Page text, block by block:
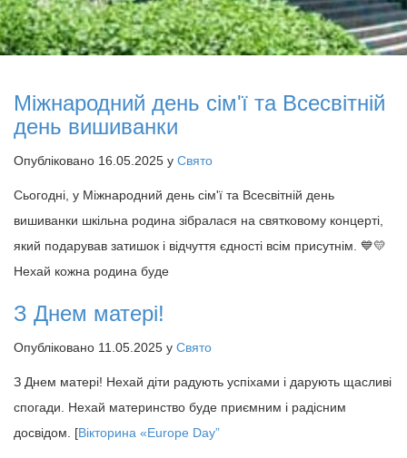
Міжнародний день сім'ї та Всесвітній
день вишиванки
Опубліковано 16.05.2025 у Свято
Сьогодні, у Міжнародний день сім'ї та Всесвітній день
вишиванки шкільна родина зібралася на святковому концерті,
який подарував затишок і відчуття єдності всім присутнім. 💙💛
Нехай кожна родина буде
З Днем матері!
Опубліковано 11.05.2025 у Свято
З Днем матері! Нехай діти радують успіхами і дарують щасливі
спогади. Нехай материнство буде приємним і радісним
досвідом. [Вікторина «Europe Day”